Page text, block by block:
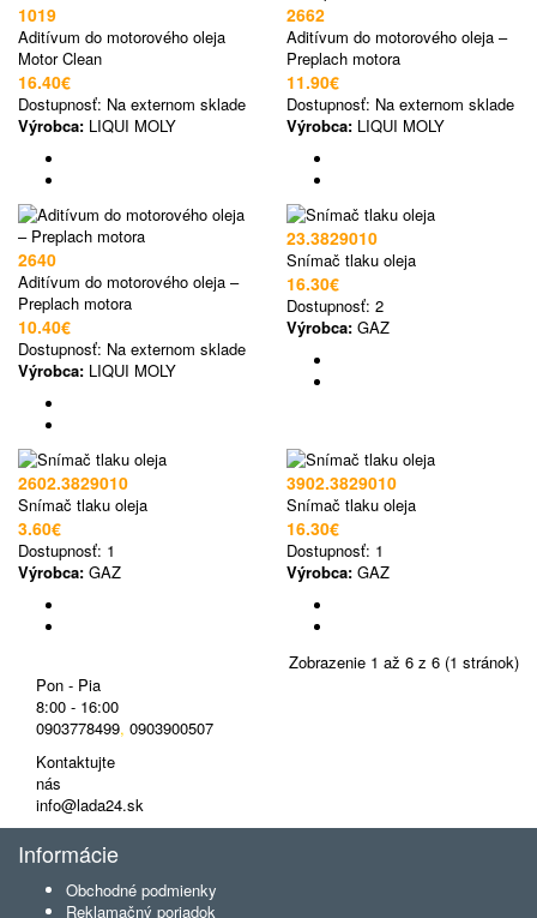
1019
Aditívum do motorového oleja
Motor Clean
16.40€
Dostupnosť: Na externom sklade
Výrobca: LIQUI MOLY
2662
Aditívum do motorového oleja –
Preplach motora
11.90€
Dostupnosť: Na externom sklade
Výrobca: LIQUI MOLY
2640
Aditívum do motorového oleja –
Preplach motora
10.40€
Dostupnosť: Na externom sklade
Výrobca: LIQUI MOLY
23.3829010
Snímač tlaku oleja
16.30€
Dostupnosť: 2
Výrobca: GAZ
2602.3829010
Snímač tlaku oleja
3.60€
Dostupnosť: 1
Výrobca: GAZ
3902.3829010
Snímač tlaku oleja
16.30€
Dostupnosť: 1
Výrobca: GAZ
Zobrazenie 1 až 6 z 6 (1 stránok)
Pon - Pia
8:00 - 16:00
0903778499, 0903900507
Kontaktujte
nás
info@lada24.sk
Informácie
Obchodné podmienky
Reklamačný poriadok